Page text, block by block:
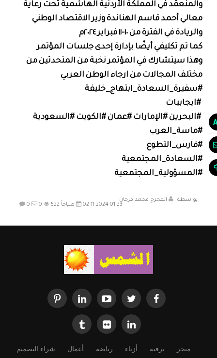
والمنعقد في المملكة الأردنية الهاشمية تحت رعاية
معالي أحمد قاسم الهناندة وزير الاقتصاد الوطني
والريادة في الفترة من ١٠-١١ فبراير ٢٠٢٤م
كما تم تكليفي أيضًا بإدارة إحدى جلسات المؤتمر
وهذا سيتشارك في المؤتمر نخبة من المتحدثين من
مختلف المجالات من ارجاء الوطن العربي
#سفيرة_السعادة_ابتهاج_خليفة
بواسطة :
المخرج محمد فرحان
02-11-2024 01:23 صباحاً
0 0 522
متجر ترفيه أزياء رياضة أعمال شراء التصميم